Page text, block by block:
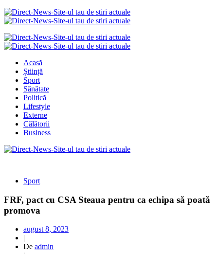
Acasă
Știință
Sport
Sănătate
Politică
Lifestyle
Externe
Călătorii
Business
Sport
FRF, pact cu CSA Steaua pentru ca echipa să poată
promova
august 8, 2023
|
De admin